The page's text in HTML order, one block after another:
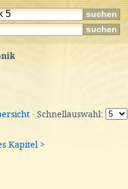
· Schnellauswahl:
Kapitel >